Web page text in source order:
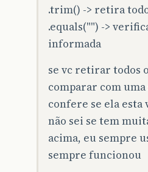
.trim() -> retira
.equals("") ->
informada
se vc retirar todos
comparar com
confere se ela esta
não sei se tem
acima, eu sempre
sempre funcionou